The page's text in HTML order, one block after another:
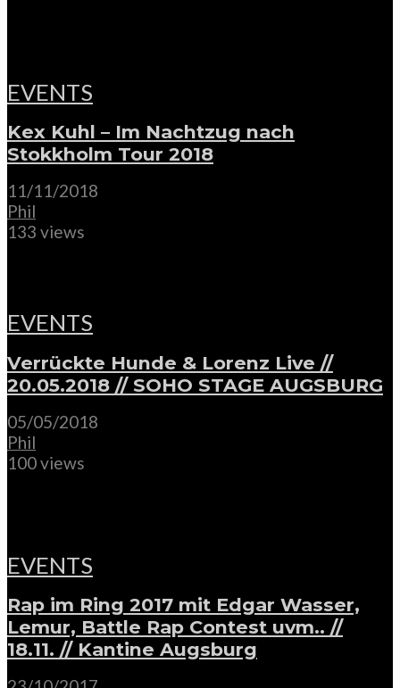
EVENTS
Kex Kuhl – Im Nachtzug nach
Stokkholm Tour 2018
11/11/2018
Phil
133 views
EVENTS
Verrückte Hunde & Lorenz Live //
20.05.2018 // SOHO STAGE AUGSBURG
05/05/2018
Phil
100 views
EVENTS
Rap im Ring 2017 mit Edgar Wasser,
Lemur, Battle Rap Contest uvm.. //
18.11. // Kantine Augsburg